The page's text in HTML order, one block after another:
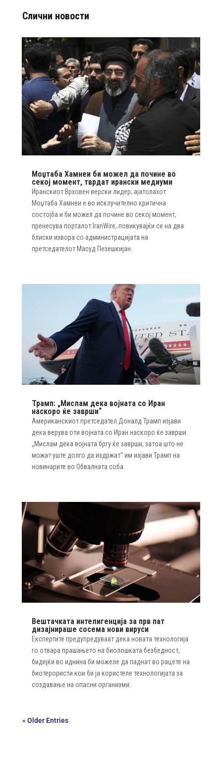
Слични новости
Моџтаба Хамнеи би можел да почине во
секој момент, тврдат ирански медиуми
Иранскиот Врховен верски лидер, ајатолахот
Моџтаба Хамнеи е во исклучително критична
состојба и би можел да почине во секој момент,
пренесува порталот IranWire, повикувајќи се на два
блиски извора со администрацијата на
претседателот Масуд Пезешкијан.
Трамп: „Мислам дека војната со Иран
наскоро ќе заврши“
Американскиот претседател Доналд Трамп изјави
дека верува оти војната со Иран наскоро ќе заврши.
„Мислам дека војната бргу ќе заврши, затоа што не
можат уште долго да издржат“ им изјави Трамп на
новинарите во Обвалната соба.
Вештачката интелигенција за прв пат
дизајнираше сосема нови вируси
Експертите предупредуваат дека новата технологија
го отвара прашањето на биолошката безбедност,
бидејќи во иднина би можеле да паднат во рацете на
биотерористи кои би ја користеле технологијата за
создавање на опасни организми.
« Older Entries